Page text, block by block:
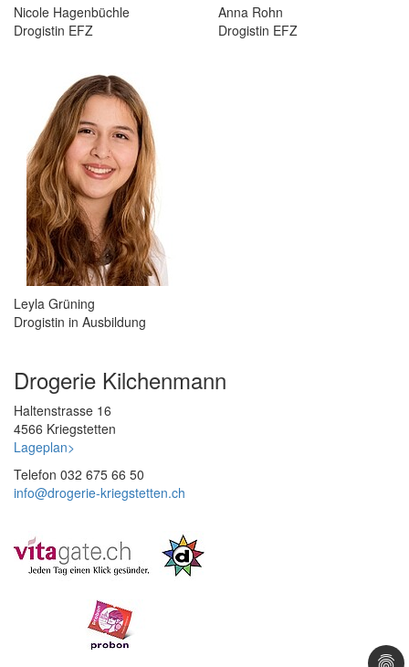
Nicole Hagenbüchle
Drogistin EFZ
Anna Rohn
Drogistin EFZ
Leyla Grüning
Drogistin in Ausbildung
Drogerie Kilchenmann
Haltenstrasse 16
4566 Kriegstetten
Lageplan>
Telefon 032 675 66 50
info@drogerie-kriegstetten.ch